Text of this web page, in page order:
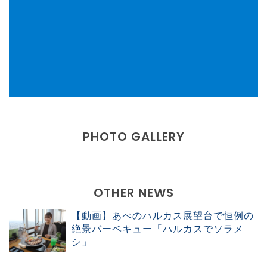
PHOTO GALLERY
OTHER NEWS
【動画】あべのハルカス展望台で恒例の
絶景バーベキュー「ハルカスでソラメ
シ」